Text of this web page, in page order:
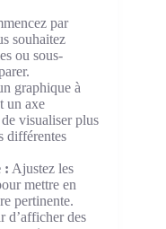
par
souhaitez
ou sous-
graphique à
un axe
visualiser plus
différentes
: Ajustez les
mettre en
pertinente.
d’afficher des